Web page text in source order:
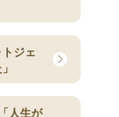
ジェ
人生が